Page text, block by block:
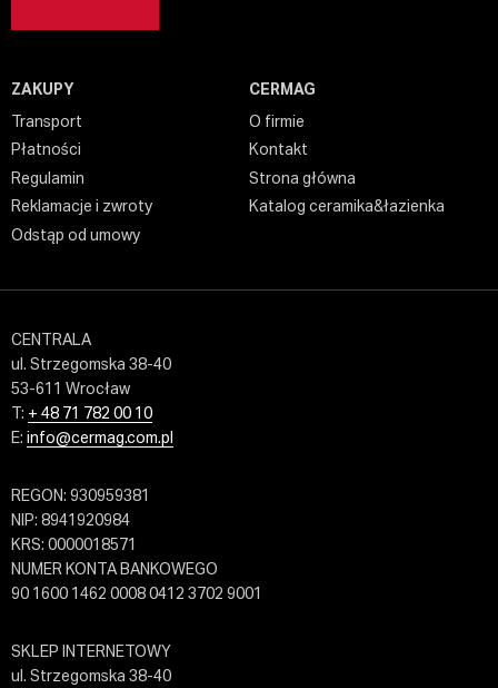
ZAKUPY
Transport
Płatności
Regulamin
Reklamacje i zwroty
Odstąp od umowy
CERMAG
O firmie
Kontakt
Strona główna
Katalog ceramika&łazienka
CENTRALA
ul. Strzegomska 38-40
53-611 Wrocław
T: + 48 71 782 00 10
E: info@cermag.com.pl
REGON: 930959381
NIP: 8941920984
KRS: 0000018571
NUMER KONTA BANKOWEGO
90 1600 1462 0008 0412 3702 9001
SKLEP INTERNETOWY
ul. Strzegomska 38-40